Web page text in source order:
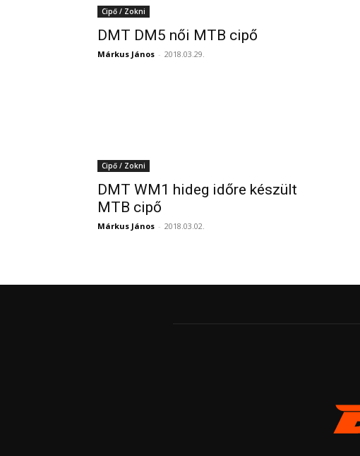
Cipő / Zokni
DMT DM5 női MTB cipő
Márkus János - 2018.03.29.
Cipő / Zokni
DMT WM1 hideg időre készült
MTB cipő
Márkus János - 2018.03.02.